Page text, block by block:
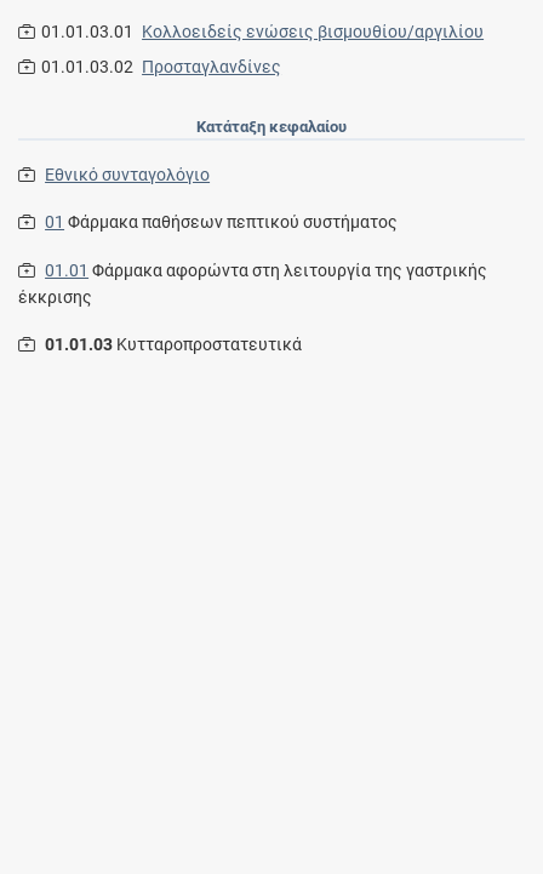
01.01.03.01 Κολλοειδείς ενώσεις βισμουθίου/αργιλίου
01.01.03.02 Προσταγλανδίνες
Κατάταξη κεφαλαίου
Εθνικό συνταγολόγιο
01 Φάρμακα παθήσεων πεπτικού συστήματος
01.01 Φάρμακα αφορώντα στη λειτουργία της γαστρικής
έκκρισης
01.01.03 Κυτταροπροστατευτικά